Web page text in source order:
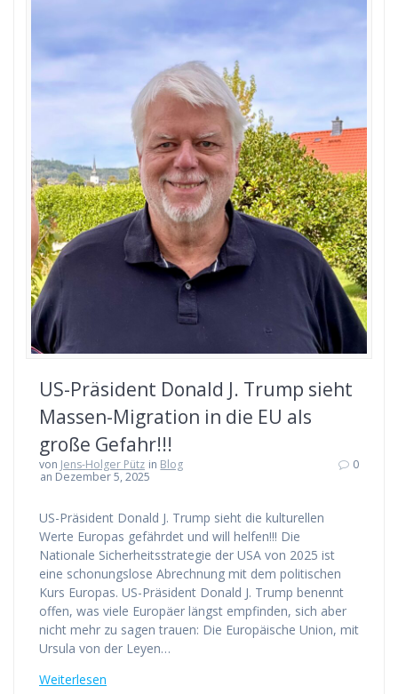
US-Präsident Donald J. Trump sieht
Massen-Migration in die EU als
große Gefahr!!!
von Jens-Holger Pütz in Blog
an Dezember 5, 2025
0
US-Präsident Donald J. Trump sieht die kulturellen
Werte Europas gefährdet und will helfen!!! Die
Nationale Sicherheitsstrategie der USA von 2025 ist
eine schonungslose Abrechnung mit dem politischen
Kurs Europas. US-Präsident Donald J. Trump benennt
offen, was viele Europäer längst empfinden, sich aber
nicht mehr zu sagen trauen: Die Europäische Union, mit
Ursula von der Leyen…
Weiterlesen